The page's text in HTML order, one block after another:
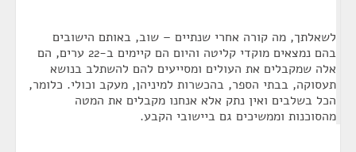
לשאלתך, מה קורה אחרי שנתיים – שוב, באותם הישובים
בהם נמצאים מוקדי קליטה והיום הם קיימים ב-22 ערים, הם
אלה שמקבלים את העולים ומסייעים להם להשתלב בנושא
תעסוקה, בבתי הספר, בהכשרות למיניהן, מעקב וכולי. כלומר,
הכל בשלבים ואין נתק אלא אנחנו מקבלים את המטה
מהסוכנות וממשיכים גם ביישובי הקבע.